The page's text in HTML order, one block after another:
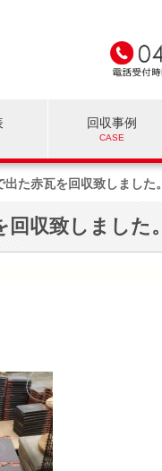
回収事例
た赤瓦を回収致しました。
収致しました。